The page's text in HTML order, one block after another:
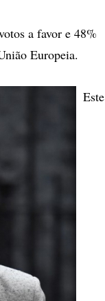
a favor e 48%
Europeia.
Este